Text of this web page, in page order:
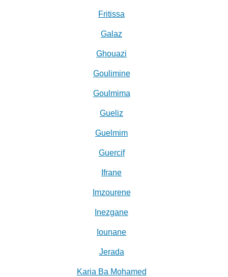
Fritissa
Galaz
Ghouazi
Goulimine
Goulmima
Gueliz
Guelmim
Guercif
Ifrane
Imzourene
Inezgane
Iounane
Jerada
Karia Ba Mohamed